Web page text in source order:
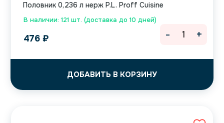
В наличии: 121 шт. (доставка до 10 дней)
Половник 0,236 л нерж P.L. Proff Cuisine
476 ₽
ДОБАВИТЬ В КОРЗИНУ
- +